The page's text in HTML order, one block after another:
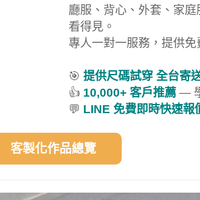
廳服、背心、外套、家
看得見。
專人一對一服務，提供
🎯 提供尺碼試穿 全台寄
👍 10,000+ 客戶推薦 —
💬 LINE 免費即時快速報
客製化作品總覽